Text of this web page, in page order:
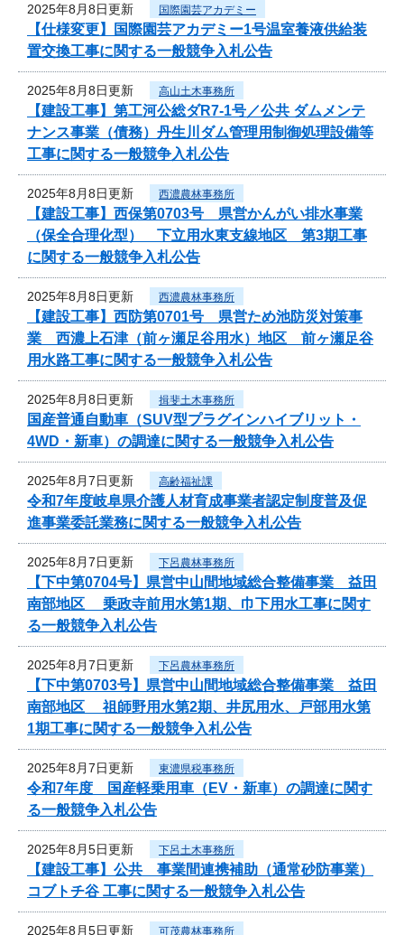
2025年8月8日更新 国際園芸アカデミー
【仕様変更】国際園芸アカデミー1号温室養液供給装
置交換工事に関する一般競争入札公告
2025年8月8日更新 高山土木事務所
【建設工事】第工河公総ダR7-1号／公共 ダムメンテ
ナンス事業（債務）丹生川ダム管理用制御処理設備等
工事に関する一般競争入札公告
2025年8月8日更新 西濃農林事務所
【建設工事】西保第0703号 県営かんがい排水事業
（保全合理化型） 下立用水東支線地区 第3期工事
に関する一般競争入札公告
2025年8月8日更新 西濃農林事務所
【建設工事】西防第0701号 県営ため池防災対策事
業 西濃上石津（前ヶ瀬足谷用水）地区 前ヶ瀬足谷
用水路工事に関する一般競争入札公告
2025年8月8日更新 揖斐土木事務所
国産普通自動車（SUV型プラグインハイブリット・
4WD・新車）の調達に関する一般競争入札公告
2025年8月7日更新 高齢福祉課
令和7年度岐阜県介護人材育成事業者認定制度普及促
進事業委託業務に関する一般競争入札公告
2025年8月7日更新 下呂農林事務所
【下中第0704号】県営中山間地域総合整備事業 益田
南部地区 乗政寺前用水第1期、巾下用水工事に関す
る一般競争入札公告
2025年8月7日更新 下呂農林事務所
【下中第0703号】県営中山間地域総合整備事業 益田
南部地区 祖師野用水第2期、井尻用水、戸部用水第
1期工事に関する一般競争入札公告
2025年8月7日更新 東濃県税事務所
令和7年度 国産軽乗用車（EV・新車）の調達に関す
る一般競争入札公告
2025年8月5日更新 下呂土木事務所
【建設工事】公共 事業間連携補助（通常砂防事業）
コブトチ谷 工事に関する一般競争入札公告
2025年8月5日更新 可茂農林事務所